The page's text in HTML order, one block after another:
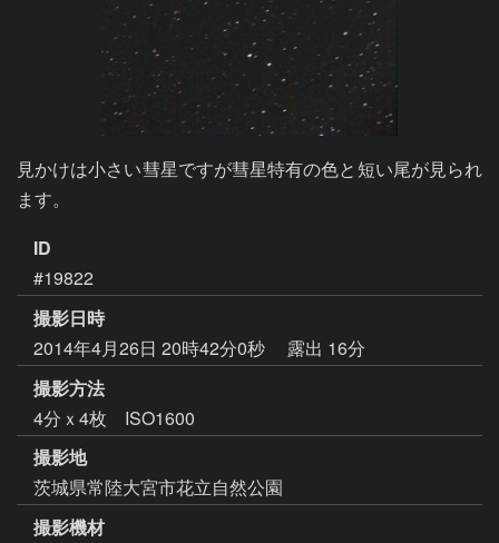
見かけは小さい彗星ですが彗星特有の色と短い尾が見られ
ます。
ID
#19822
撮影日時
2014年4月26日 20時42分0秒
露出 16分
撮影方法
4分ｘ4枚 ISO1600
撮影地
茨城県常陸大宮市花立自然公園
撮影機材